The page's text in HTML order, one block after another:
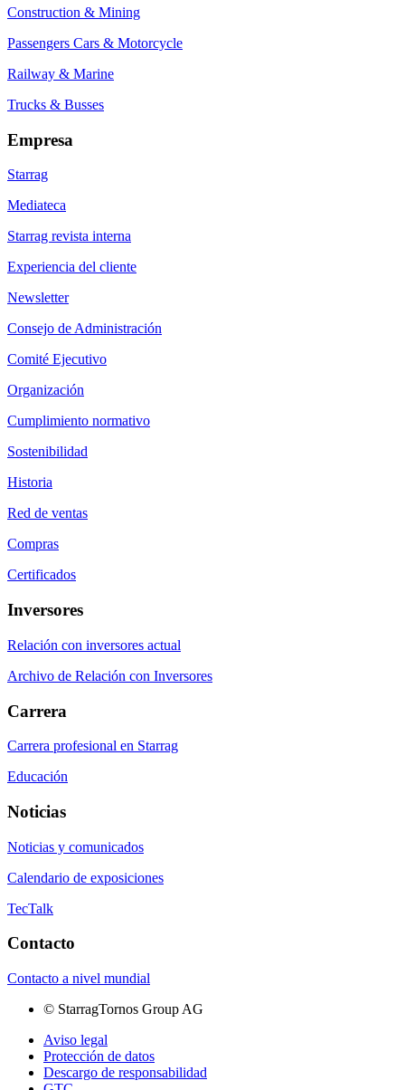
Construction & Mining
Passengers Cars & Motorcycle
Railway & Marine
Trucks & Busses
Empresa
Starrag
Mediateca
Starrag revista interna
Experiencia del cliente
Newsletter
Consejo de Administración
Comité Ejecutivo
Organización
Cumplimiento normativo
Sostenibilidad
Historia
Red de ventas
Compras
Certificados
Inversores
Relación con inversores actual
Archivo de Relación con Inversores
Carrera
Carrera profesional en Starrag
Educación
Noticias
Noticias y comunicados
Calendario de exposiciones
TecTalk
Contacto
Contacto a nivel mundial
© StarragTornos Group AG
Aviso legal
Protección de datos
Descargo de responsabilidad